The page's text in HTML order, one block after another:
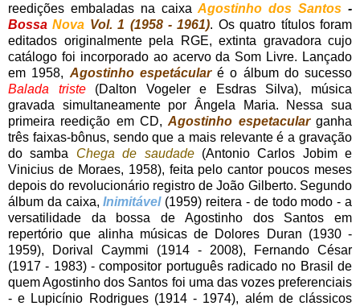
reedições embaladas na caixaAgostinho dos Santos -
Bossa Nova Vol. 1 (1958 - 1961). Os quatro títulos foram
editados originalmente pela RGE, extinta gravadora cujo
catálogo foi incorporado ao acervo da Som Livre. Lançado
em 1958, Agostinho espetácularé o álbum do sucesso
Balada triste(Dalton Vogeler e Esdras Silva), música
gravada simultaneamente por Ângela Maria. Nessa sua
primeira reedição em CD,Agostinho espetacularganha
três faixas-bônus, sendo que a mais relevante é a gravação
do samba Chega de saudade(Antonio Carlos Jobim e
Vinicius de Moraes, 1958), feita pelo cantor poucos meses
depois do revolucionário registro de João Gilberto. Segundo
álbum da caixa,Inimitável(1959) reitera - de todo modo - a
versatilidade da bossa de Agostinho dos Santos em
repertório que alinha músicas de Dolores Duran (1930 -
1959), Dorival Caymmi (1914 - 2008), Fernando César
(1917 - 1983) - compositor português radicado no Brasil de
quem Agostinho dos Santos foi uma das vozes preferenciais
- e Lupicínio Rodrigues (1914 - 1974), além de clássicos